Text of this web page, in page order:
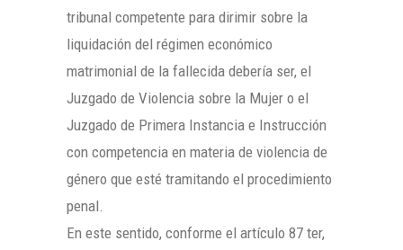
tribunal competente para dirimir sobre la
liquidación del régimen económico
matrimonial de la fallecida debería ser, el
Juzgado de Violencia sobre la Mujer o el
Juzgado de Primera Instancia e Instrucción
con competencia en materia de violencia de
género que esté tramitando el procedimiento
penal.
En este sentido, conforme el artículo 87 ter,